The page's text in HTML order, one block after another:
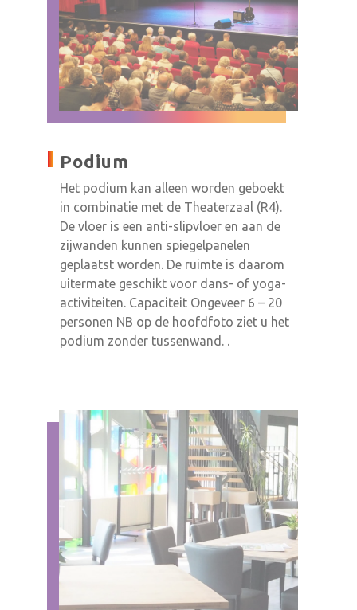
Podium
Het podium kan alleen worden geboekt
in combinatie met de Theaterzaal (R4).
De vloer is een anti-slipvloer en aan de
zijwanden kunnen spiegelpanelen
geplaatst worden. De ruimte is daarom
uitermate geschikt voor dans- of yoga-
activiteiten. Capaciteit Ongeveer 6 – 20
personen NB op de hoofdfoto ziet u het
podium zonder tussenwand. .